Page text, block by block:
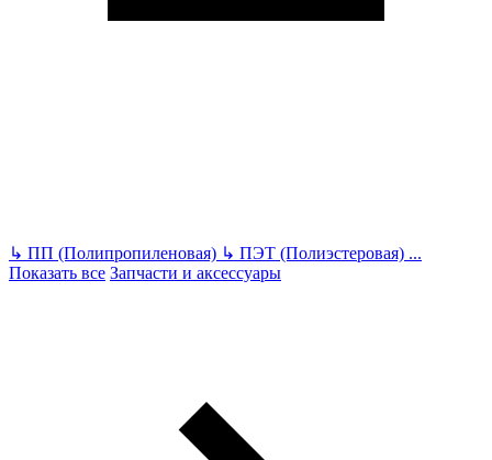
↳ ПП (Полипропиленовая) ↳ ПЭТ (Полиэстеровая) ...
Показать все Запчасти и аксессуары